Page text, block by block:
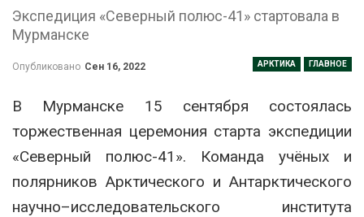
Экспедиция «Северный полюс-41» стартовала в
Мурманске
АРКТИКА ГЛАВНОЕ
Опубликовано Сен 16, 2022
В Мурманске 15 сентября состоялась
торжественная церемония старта экспедиции
«Северный полюс-41». Команда учёных и
полярников Арктического и Антарктического
научно–исследовательского института